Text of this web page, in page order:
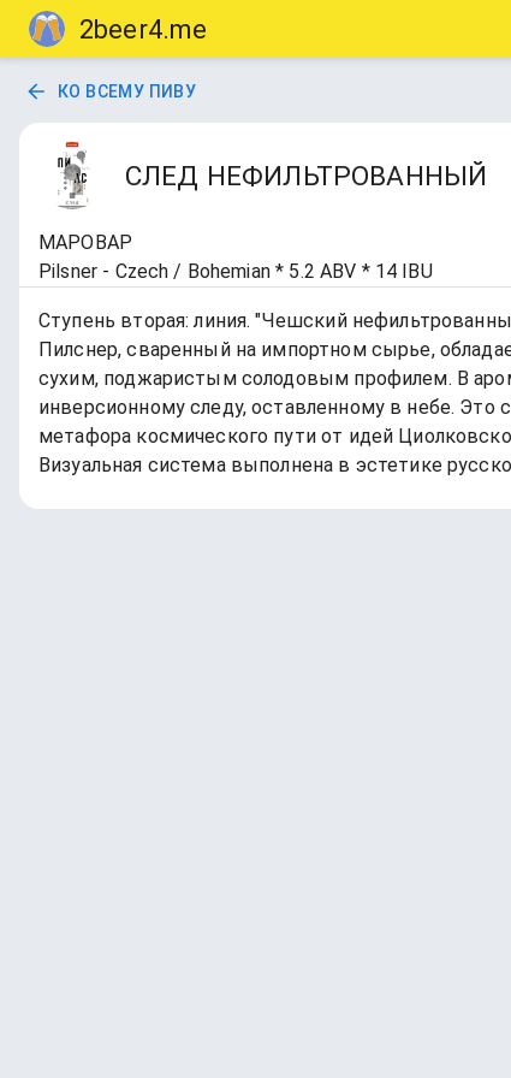
2beer4.me
КО ВСЕМУ ПИВУ
СЛЕД НЕФИЛЬТРОВАННЫЙ
МАРОВАР
Pilsner - Czech / Bohemian * 5.2 ABV * 14 IBU
Ступень вторая: линия. "Чешский
Пилснер, сваренный на импортном сырье,
сухим, поджаристым солодовым профилем. В
инверсионному следу, оставленному в небе. Это
метафора космического пути от идей
Визуальная система выполнена в эстетике